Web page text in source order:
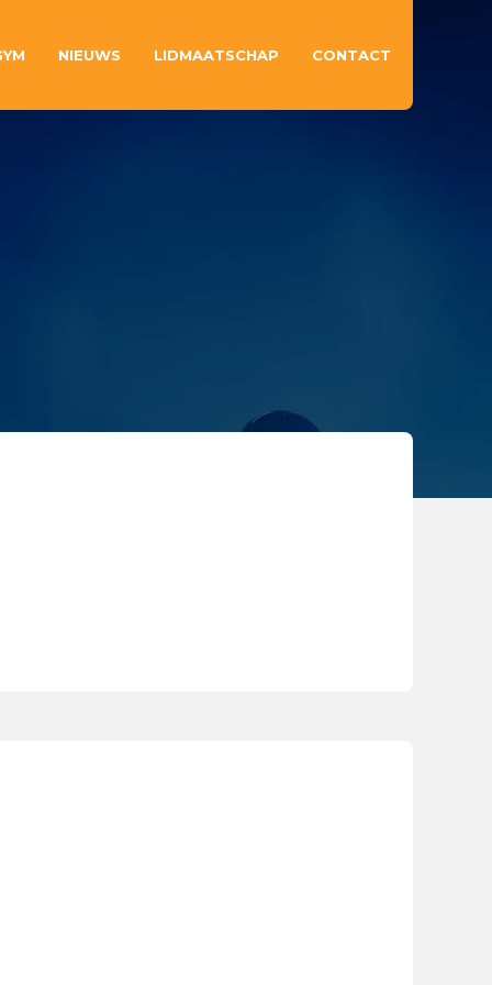
NIEUWS LIDMAATSCHAP CONTACT